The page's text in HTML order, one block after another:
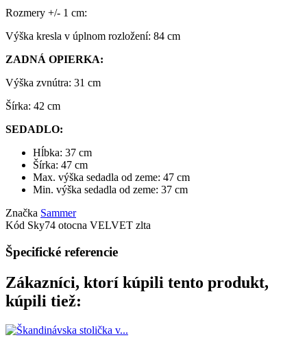
Rozmery +/- 1 cm:
Výška kresla v úplnom rozložení: 84 cm
ZADNÁ OPIERKA:
Výška zvnútra: 31 cm
Šírka: 42 cm
SEDADLO:
Hĺbka: 37 cm
Šírka: 47 cm
Max. výška sedadla od zeme: 47 cm
Min. výška sedadla od zeme: 37 cm
Značka Sammer
Kód Sky74 otocna VELVET zlta
Špecifické referencie
Zákazníci, ktorí kúpili tento produkt,
kúpili tiež: